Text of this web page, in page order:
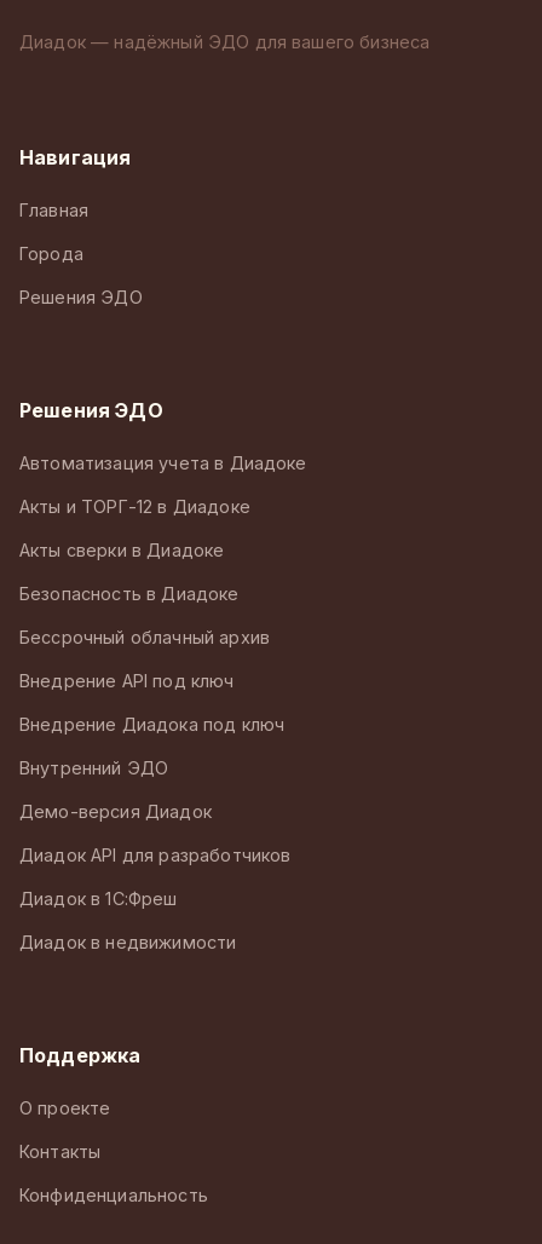
Диадок — надёжный ЭДО для вашего бизнеса
Навигация
Главная
Города
Решения ЭДО
Решения ЭДО
Автоматизация учета в Диадоке
Акты и ТОРГ-12 в Диадоке
Акты сверки в Диадоке
Безопасность в Диадоке
Бессрочный облачный архив
Внедрение API под ключ
Внедрение Диадока под ключ
Внутренний ЭДО
Демо-версия Диадок
Диадок API для разработчиков
Диадок в 1С:Фреш
Диадок в недвижимости
Поддержка
О проекте
Контакты
Конфиденциальность